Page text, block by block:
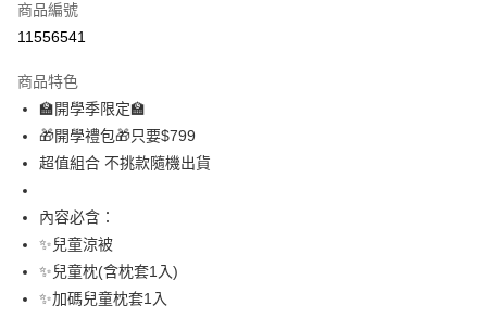
LINE Pay
悠遊付
Google Pay
運送方式
宅配
每筆NT$100，滿NT$499(含以上)免運費
商品編號
11556541
商品特色
🏫開學季限定🏫
🎁開學禮包🎁只要$799
超值組合 不挑款隨機出貨
內容必含：
✨兒童涼被
✨兒童枕(含枕套1入)
✨加碼兒童枕套1入